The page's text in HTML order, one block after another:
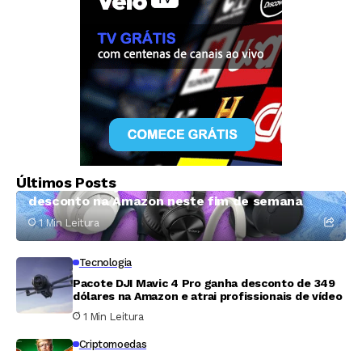
Últimos Posts
Fones da Sony têm até mais de 50% de
desconto na Amazon neste fim de semana
1 Min Leitura
Tecnologia
Pacote DJI Mavic 4 Pro ganha desconto de 349
dólares na Amazon e atrai profissionais de vídeo
1 Min Leitura
Criptomoedas